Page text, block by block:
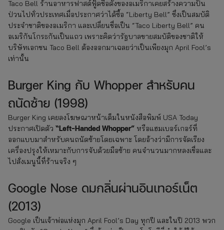
Taco Bell ร้านอาหารฟาสต์ฟู้ดชื่อดังของอเมริกาเคยสร้างความปั่น
ป่วนไปทั่วประเทศเมื่อประกาศว่าได้ซื้อ “Liberty Bell” ซึ่งเป็นสมบัติ
ประจำชาติของอเมริกา และเปลี่ยนชื่อเป็น “Taco Liberty Bell” คน
อเมริกันโกรธกันเป็นแถว เพราะคิดว่ารัฐบาลขายสมบัติของชาติให้
บริษัทเอกชน Taco Bell ต้องออกมาเฉลยว่าเป็นเพียงมุก April Fool’s
เท่านั้น
Burger King กับ Whopper สำหรับคน
ถนัดซ้าย (1998)
Burger King เคยลงโฆษณาหน้าเต็มในหนังสือพิมพ์ USA Today
ประกาศเปิดตัว “Left-Handed Whopper” หรือแฮมเบอร์เกอร์ที่
ออกแบบมาสำหรับคนถนัดซ้ายโดยเฉพาะ โดยอ้างว่ามีการจัดเรียง
เครื่องปรุงให้เหมาะกับการจับด้วยมือซ้าย คนจำนวนมากหลงเชื่อและ
ไปสั่งเมนูนี้ที่ร้านจริง ๆ
Google Nose ดมกลิ่นผ่านอินเทอร์เน็ต
(2013)
Google เป็นเจ้าพ่อแห่งมุก April Fool’s Day ทุกปี และในปี 2013 พวก